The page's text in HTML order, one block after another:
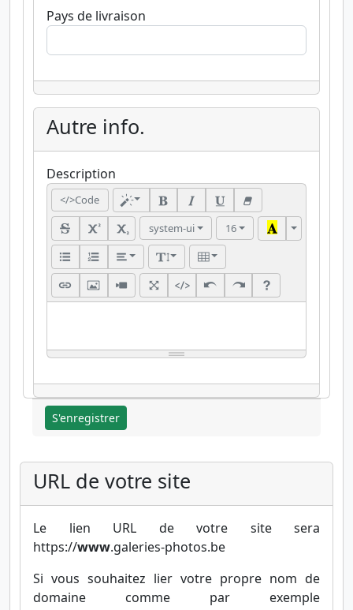
Pays de livraison
Autre info.
Description
</>Code
system-ui
16
S'enregistrer
URL de votre site
Le lien URL de votre site sera
https://www.galeries-photos.be
Si vous souhaitez lier votre propre nom de
domaine comme par exemple